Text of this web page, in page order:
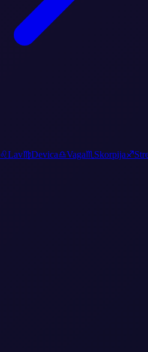
♌Lav♍Devica♎Vaga♏ Skorpija♐